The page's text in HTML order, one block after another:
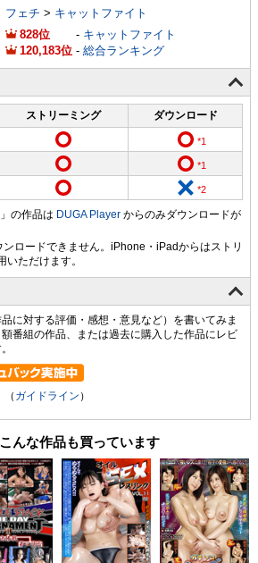
フェチ > キャットファイト
828 - キャットファイト
120,183
- 総合ランキング
ストリーミング
ダウンロード
の作品は DUGA Player からのみダウンロードが
に対する評価・感想・意見など）を書いてみま
番組の作品、または過去に購入した作品にレビ
（ ガイドライン ）
んな作品も買っています